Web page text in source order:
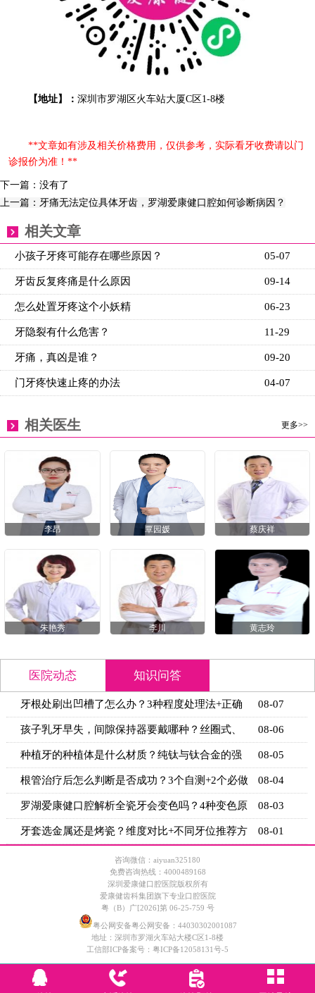
【地址】： 深圳市罗湖区火车站大厦C区1-8楼
**文章如有涉及相关价格费用，仅供参考，实际看牙收费请以门
诊报价为准！**
下一篇：没有了
上一篇：牙痛无法定位具体牙齿，罗湖爱康健口腔如何诊断病因？
相关文章
05-07
小孩子牙疼可能存在哪些原因？
09-14
牙齿反复疼痛是什么原因
06-23
怎么处置牙疼这个小妖精
11-29
牙隐裂有什么危害？
09-20
牙痛，真凶是谁？
04-07
门牙疼快速止疼的办法
更多>>
相关医生
李昂 覃园媛 蔡庆祥
朱艳秀 李川 黄志玲
医院动态 知识问答
牙根处刷出凹槽了怎么办？3种程度处理法+正确
刷牙姿势
08-07
孩子乳牙早失，间隙保持器要戴哪种？丝圈式、
舌弓式、
08-06
种植牙的种植体是什么材质？纯钛与钛合金的强
度与生物
08-05
根管治疗后怎么判断是否成功？3个自测+2个必做
检查
08-04
罗湖爱康健口腔解析全瓷牙会变色吗？4种变色原
因+5个
08-03
牙套选金属还是烤瓷？维度对比+不同牙位推荐方 08-01
咨询微信：aiyuan325180
免费咨询热线：4000489168
深圳爱康健口腔医院版权所有
爱康健齿科集团旗下专业口腔医院
粤（B）广[2026]第 06-25-759 号
粤公网安备粤公网安备：44030302001087
地址：深圳市罗湖火车站大楼C区1-8楼
工信部ICP备案号： 粤ICP备12058131号-5